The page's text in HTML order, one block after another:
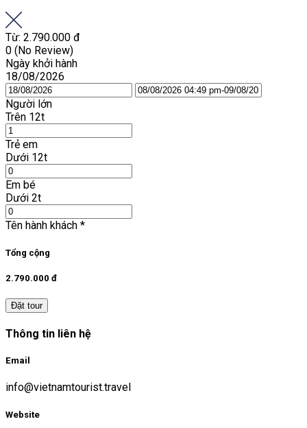
Từ: 2.790.000 đ
0 (No Review)
Ngày khởi hành
18/08/2026
Người lớn
Trên 12t
Trẻ em
Dưới 12t
Em bé
Dưới 2t
Tên hành khách *
Tổng cộng
2.790.000 đ
Đặt tour
Thông tin liên hệ
Email
info@vietnamtourist.travel
Website